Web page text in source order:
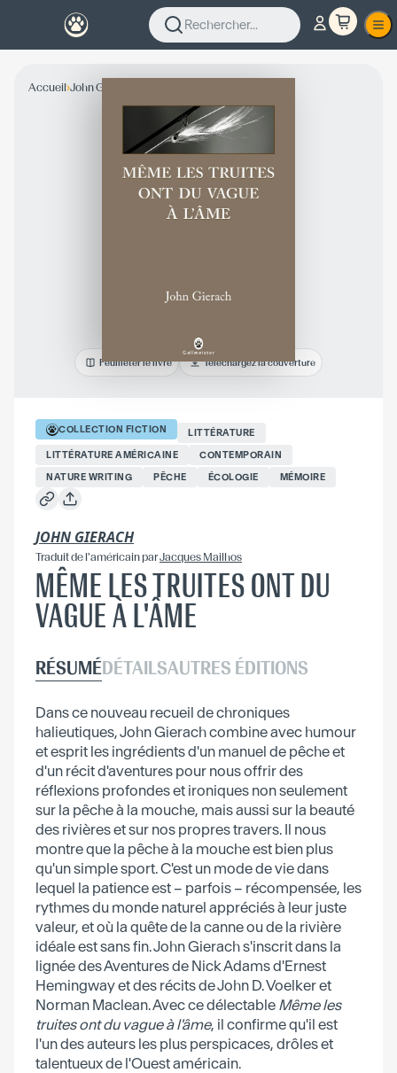
Rechercher...
Accueil›John Gierach
Feuilleter le livre Téléchargez la couverture
COLLECTION FICTION
LITTÉRATURE
LITTÉRATURE AMÉRICAINE
CONTEMPORAIN
NATURE WRITING
PÊCHE ÉCOLOGIE MÉMOIRE
JOHN GIERACH
Traduitde l'américainparJacques Mailhos
MÊME LES TRUITES ONT DU
VAGUE À L'ÂME
RÉSUMÉDÉTAILSAUTRES ÉDITIONS
Dans ce nouveau recueil de chroniques
halieutiques, John Gierach combine avec humour
et esprit les ingrédients d'un manuel de pêche et
d'un récit d'aventures pour nous offrir des
réflexions profondes et ironiques non seulement
sur la pêche à la mouche, mais aussi sur la beauté
des rivières et sur nos propres travers. Il nous
montre que la pêche à la mouche est bien plus
qu'un simple sport. C'est un mode de vie dans
lequel la patience est – parfois – récompensée, les
rythmes du monde naturel appréciés à leur juste
valeur, et où la quête de la canne ou de la rivière
idéale est sans fin. John Gierach s'inscrit dans la
lignée des Aventures de Nick Adams d'Ernest
Hemingway et des récits de John D. Voelker et
Norman Maclean. Avec ce délectable Même les
truites ont du vague à l'âme, il confirme qu'il est
l'un des auteurs les plus perspicaces, drôles et
talentueux de l'Ouest américain.